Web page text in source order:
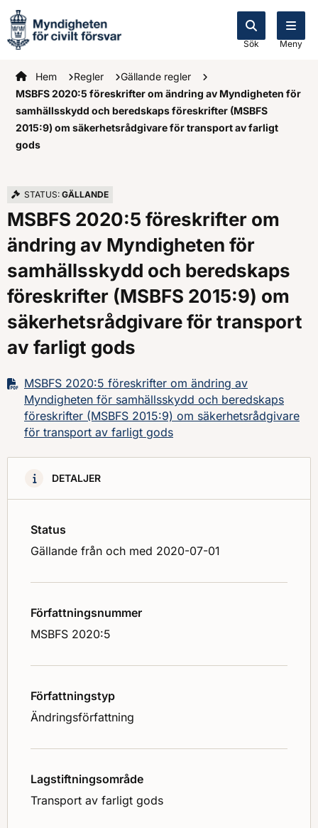
Sök Meny
Startsidan
Hem Regler
Gällande regler
MSBFS 2020:5 föreskrifter om ändring av Myndigheten för
samhällsskydd och beredskaps föreskrifter (MSBFS
2015:9) om säkerhetsrådgivare för transport av farligt
gods
STATUS: GÄLLANDE
MSBFS 2020:5 föreskrifter om
ändring av Myndigheten för
samhällsskydd och beredskaps
föreskrifter (MSBFS 2015:9) om
säkerhetsrådgivare för transport
av farligt gods
MSBFS 2020:5 föreskrifter om ändring av
Myndigheten för samhällsskydd och beredskaps
föreskrifter (MSBFS 2015:9) om säkerhetsrådgivare
för transport av farligt gods
DETALJER
Status
Gällande från och med 2020-07-01
Författningsnummer
MSBFS 2020:5
Författningstyp
Ändringsförfattning
Lagstiftningsområde
Transport av farligt gods